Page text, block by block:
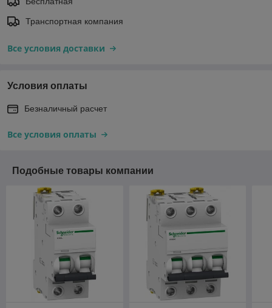
Транспортная компания
Все условия доставки
Условия оплаты
Безналичный расчет
Все условия оплаты
Подобные товары компании